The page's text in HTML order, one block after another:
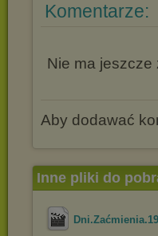
Komentarze:
Nie ma jeszcze
Aby dodawać
Inne pliki do